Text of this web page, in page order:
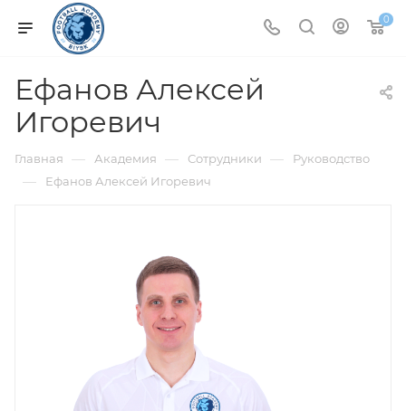
0
Ефанов Алексей
Игоревич
Главная — Академия — Сотрудники — Руководство
— Ефанов Алексей Игоревич